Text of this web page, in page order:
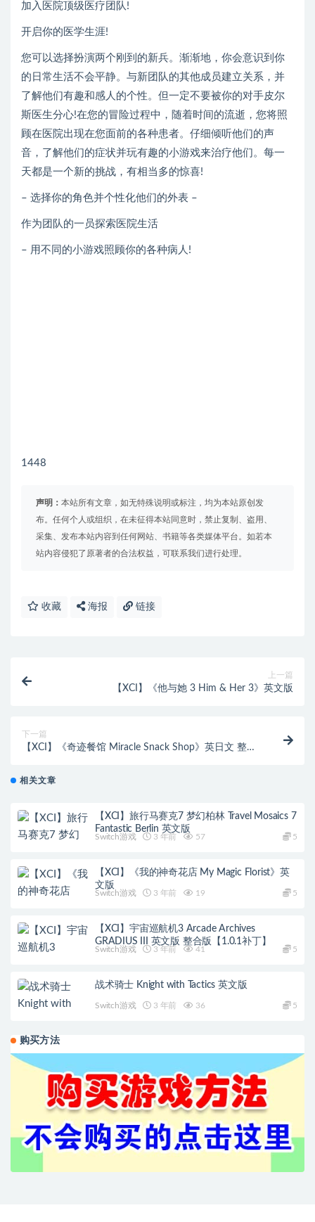
加入医院顶级医疗团队!
开启你的医学生涯!
您可以选择扮演两个刚到的新兵。渐渐地，你会意识到你
的日常生活不会平静。与新团队的其他成员建立关系，并
了解他们有趣和感人的个性。但一定不要被你的对手皮尔
斯医生分心!在您的冒险过程中，随着时间的流逝，您将照
顾在医院出现在您面前的各种患者。仔细倾听他们的声
音，了解他们的症状并玩有趣的小游戏来治疗他们。每一
天都是一个新的挑战，有相当多的惊喜!
– 选择你的角色并个性化他们的外表 –
作为团队的一员探索医院生活
– 用不同的小游戏照顾你的各种病人!
1448
声明： 本站所有文章，如无特殊说明或标注，均为本站原创发
布。任何个人或组织，在未征得本站同意时，禁止复制、盗用、
采集、发布本站内容到任何网站、书籍等各类媒体平台。如若本
站内容侵犯了原著者的合法权益，可联系我们进行处理。
收藏 海报 链接
上一篇
【XCI】《他与她 3 Him & Her 3》英文版
下一篇
【XCI】《奇迹餐馆 Miracle Snack Shop》英日文 整合
相关文章
【XCI】旅行马赛克7 梦幻柏林 Travel Mosaics 7
Fantastic Berlin 英文版
Switch游戏 3 年前 57 5
【XCI】《我的神奇花店 My Magic Florist》英
文版
Switch游戏 3 年前 19 5
【XCI】宇宙巡航机3 Arcade Archives
GRADIUS III 英文版 整合版【1.0.1补丁】
Switch游戏 3 年前 41 5
战术骑士 Knight with Tactics 英文版
Switch游戏 3 年前 36 5
购买方法